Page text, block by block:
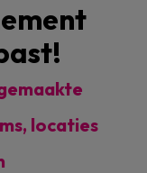
locaties